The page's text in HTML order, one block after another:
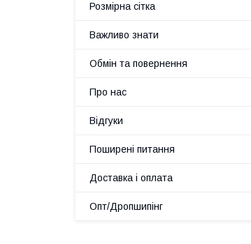
Розмірна сітка
Важливо знати
Обмін та повернення
Про нас
Відгуки
Поширені питання
Доставка і оплата
Опт/Дропшипінг